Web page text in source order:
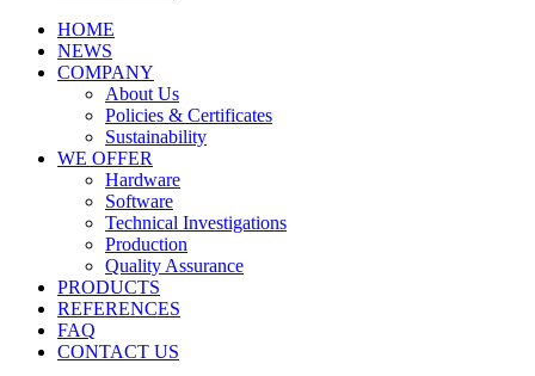
HOME
NEWS
COMPANY
About Us
Policies & Certificates
Sustainability
WE OFFER
Hardware
Software
Technical Investigations
Production
Quality Assurance
PRODUCTS
REFERENCES
FAQ
CONTACT US